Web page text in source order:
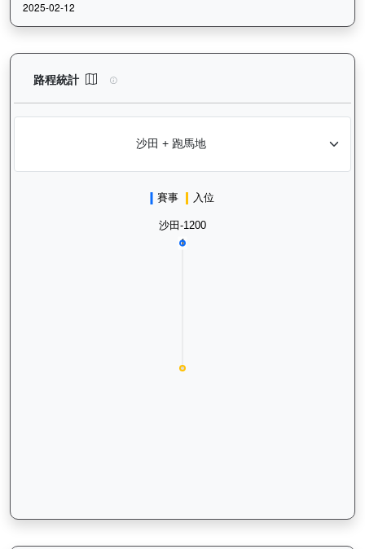
路程統計 譽友駿駒（K022）— 路程統計分析：查看香港